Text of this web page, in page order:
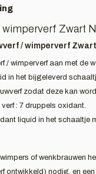
Zwart
/ wimperverf
/ wimperverf aan met de
in het bijgeleverd
zodat deze kan
: 7 druppels oxidant.
liquid in het schaaltje
of wenkbrauwen
ontwikkeld) nodig, en